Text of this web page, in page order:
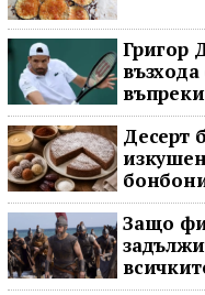
Григор
възхода
Десерт
Защо